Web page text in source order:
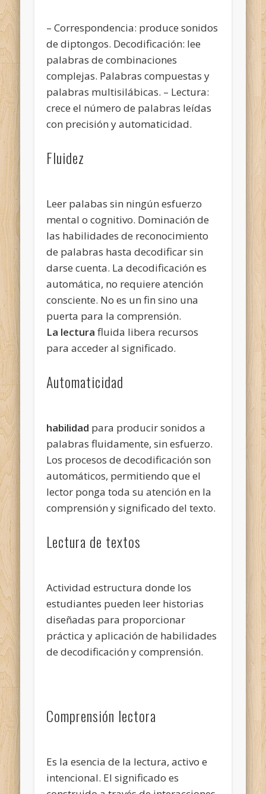
– Correspondencia: produce sonidos
de diptongos. Decodificación: lee
palabras de combinaciones
complejas. Palabras compuestas y
palabras multisilábicas. – Lectura:
crece el número de palabras leídas
con precisión y automaticidad.
Fluidez
Leer palabas sin ningún esfuerzo
mental o cognitivo. Dominación de
las habilidades de reconocimiento
de palabras hasta decodificar sin
darse cuenta. La decodificación es
automática, no requiere atención
consciente. No es un fin sino una
puerta para la comprensión.
La lectura fluida libera recursos
para acceder al significado.
Automaticidad
habilidad para producir sonidos a
palabras fluidamente, sin esfuerzo.
Los procesos de decodificación son
automáticos, permitiendo que el
lector ponga toda su atención en la
comprensión y significado del texto.
Lectura de textos
Actividad estructura donde los
estudiantes pueden leer historias
diseñadas para proporcionar
práctica y aplicación de habilidades
de decodificación y comprensión.
Comprensión lectora
Es la esencia de la lectura, activo e
intencional. El significado es